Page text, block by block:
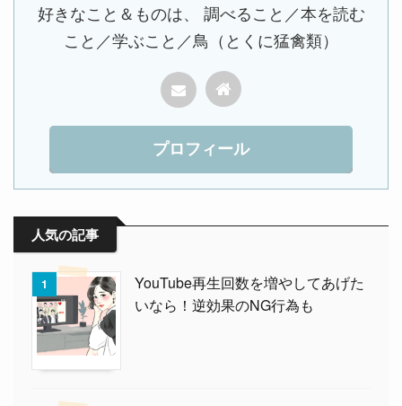
好きなこと＆ものは、 調べること／本を読む
こと／学ぶこと／鳥（とくに猛禽類）
プロフィール
人気の記事
1
YouTube再生回数を増やしてあげた
いなら！逆効果のNG行為も